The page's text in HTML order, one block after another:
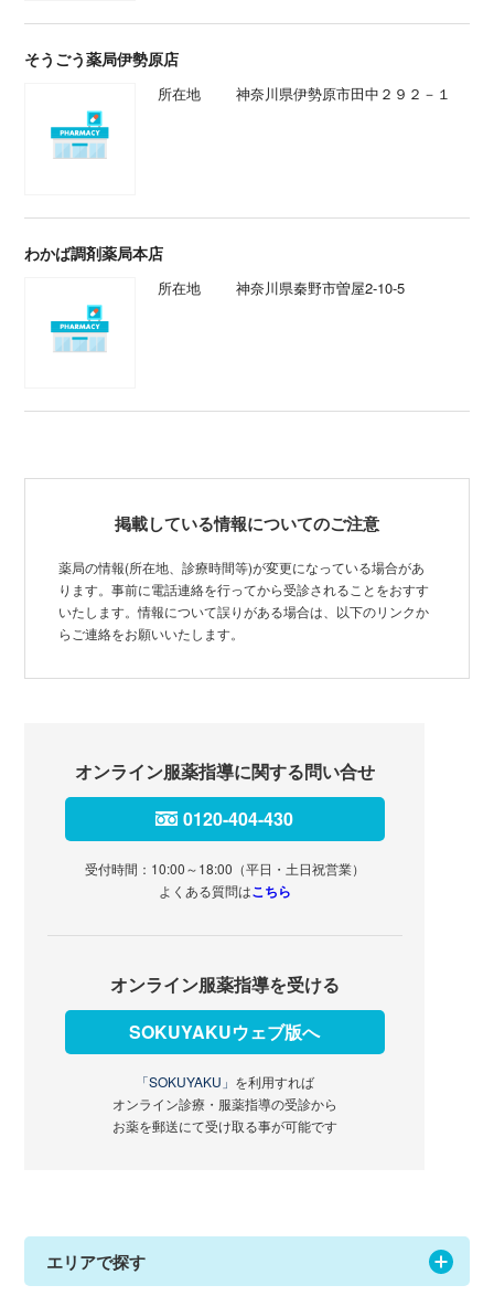
そうごう薬局伊勢原店
所在地 神奈川県伊勢原市田中２９２－１
わかば調剤薬局本店
所在地 神奈川県秦野市曽屋2-10-5
掲載している情報についてのご注意
薬局の情報(所在地、診療時間等)が変更になっている場合があ
ります。事前に電話連絡を行ってから受診されることをおすす
いたします。情報について誤りがある場合は、以下のリンクか
らご連絡をお願いいたします。
オンライン服薬指導に関する問い合せ
0120-404-430
受付時間：10:00～18:00（平日・土日祝営業）
よくある質問はこちら
オンライン服薬指導を受ける
SOKUYAKUウェブ版へ
「SOKUYAKU」 を利用すれば
オンライン診療・服薬指導の受診から
お薬を郵送にて受け取る事が可能です
エリアで探す